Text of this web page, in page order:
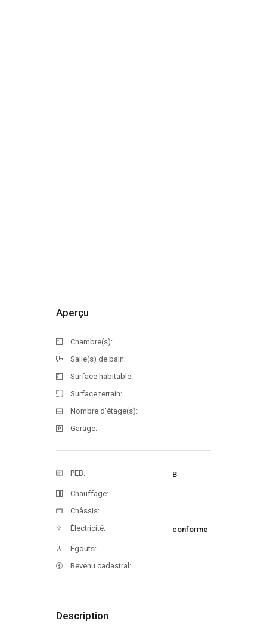
Aperçu
Chambre(s):
Salle(s) de bain:
Surface habitable:
Surface terrain:
Nombre d'étage(s):
Garage:
PEB: B
Chauffage:
Châssis:
Électricité:
conforme
Égouts:
Revenu cadastral:
Description